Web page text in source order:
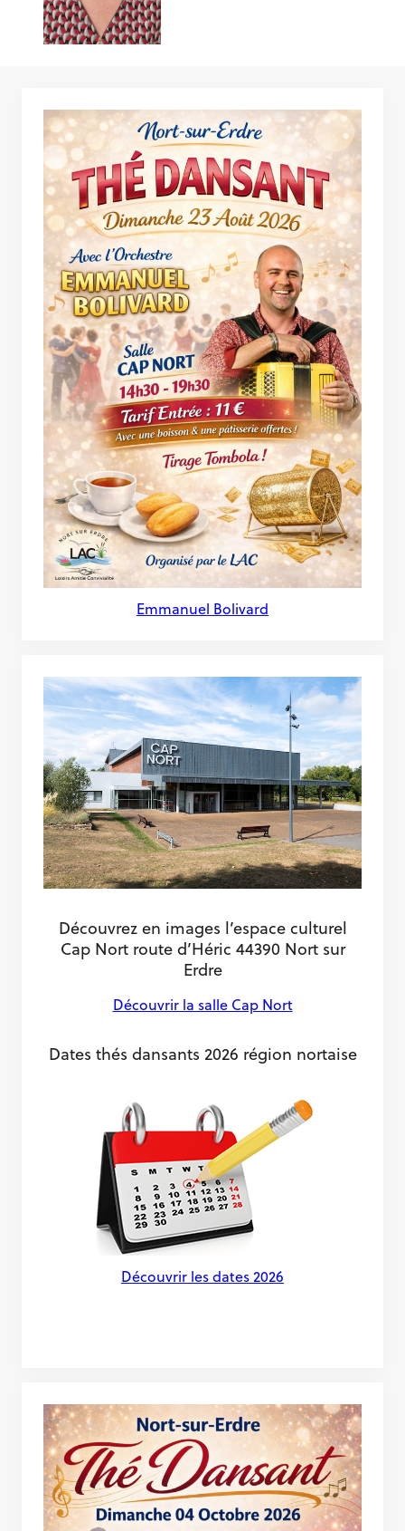
Emmanuel Bolivard
Découvrez en images l’espace culturel
Cap Nort route d’Héric 44390 Nort sur
Erdre
Découvrir la salle Cap Nort
Dates thés dansants 2026 région nortaise
Découvrir les dates 2026